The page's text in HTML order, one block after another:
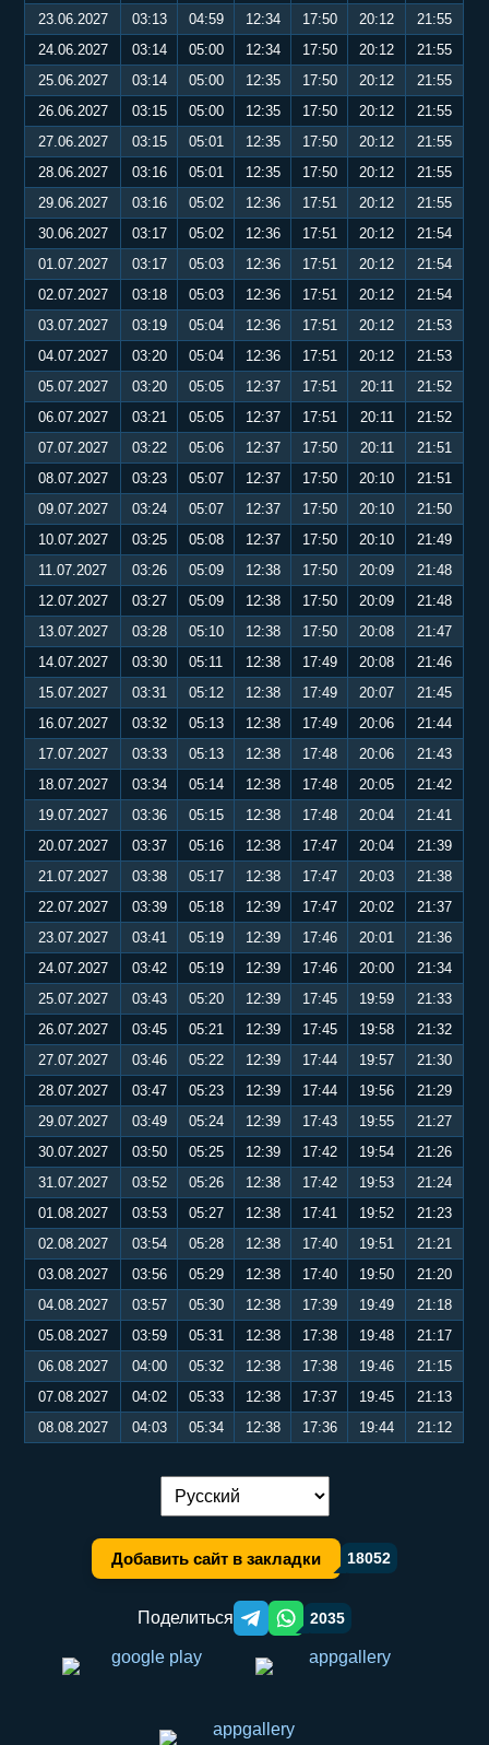
23.06.2027
03:13 04:59 12:34 17:50 20:12
21:55
24.06.2027
03:14 05:00 12:34 17:50 20:12
21:55
25.06.2027
03:14 05:00 12:35 17:50 20:12
21:55
26.06.2027
03:15 05:00 12:35 17:50 20:12
21:55
27.06.2027
03:15 05:01 12:35 17:50 20:12
21:55
28.06.2027
03:16 05:01 12:35 17:50 20:12
21:55
29.06.2027
03:16 05:02 12:36 17:51 20:12
21:55
30.06.2027
03:17 05:02 12:36 17:51 20:12
21:54
01.07.2027
03:17 05:03 12:36 17:51 20:12
21:54
02.07.2027
03:18 05:03 12:36 17:51 20:12
21:54
03.07.2027
03:19 05:04 12:36 17:51 20:12
21:53
04.07.2027
03:20 05:04 12:36 17:51 20:12
21:53
05.07.2027
03:20 05:05 12:37 17:51 20:11
21:52
06.07.2027
03:21 05:05 12:37 17:51 20:11
21:52
07.07.2027
03:22 05:06 12:37 17:50 20:11
21:51
08.07.2027
03:23 05:07 12:37 17:50 20:10
21:51
09.07.2027
03:24 05:07 12:37 17:50 20:10
21:50
10.07.2027
03:25 05:08 12:37 17:50 20:10
21:49
11.07.2027
03:26 05:09 12:38 17:50 20:09
21:48
12.07.2027
03:27 05:09 12:38 17:50 20:09
21:48
13.07.2027
03:28 05:10 12:38 17:50 20:08
21:47
14.07.2027
03:30 05:11 12:38 17:49 20:08
21:46
15.07.2027
03:31 05:12 12:38 17:49 20:07
21:45
16.07.2027
03:32 05:13 12:38 17:49 20:06
21:44
17.07.2027
03:33 05:13 12:38 17:48 20:06
21:43
18.07.2027
03:34 05:14 12:38 17:48 20:05
21:42
19.07.2027
03:36 05:15 12:38 17:48 20:04
21:41
20.07.2027
03:37 05:16 12:38 17:47 20:04
21:39
21.07.2027
03:38 05:17 12:38 17:47 20:03
21:38
22.07.2027
03:39 05:18 12:39 17:47 20:02
21:37
23.07.2027
03:41 05:19 12:39 17:46 20:01
21:36
24.07.2027
03:42 05:19 12:39 17:46 20:00
21:34
25.07.2027
03:43 05:20 12:39 17:45 19:59
21:33
26.07.2027
03:45 05:21 12:39 17:45 19:58
21:32
27.07.2027
03:46 05:22 12:39 17:44 19:57
21:30
28.07.2027
03:47 05:23 12:39 17:44 19:56
21:29
29.07.2027
03:49 05:24 12:39 17:43 19:55
21:27
30.07.2027
03:50 05:25 12:39 17:42 19:54
21:26
31.07.2027
03:52 05:26 12:38 17:42 19:53
21:24
01.08.2027
03:53 05:27 12:38 17:41 19:52
21:23
02.08.2027
03:54 05:28 12:38 17:40 19:51
21:21
03.08.2027
03:56 05:29 12:38 17:40 19:50
21:20
04.08.2027
03:57 05:30 12:38 17:39 19:49
21:18
05.08.2027
03:59 05:31 12:38 17:38 19:48
21:17
06.08.2027
04:00 05:32 12:38 17:38 19:46
21:15
07.08.2027
04:02 05:33 12:38 17:37 19:45
21:13
08.08.2027
04:03 05:34 12:38 17:36 19:44 21:12
Переключение языка:
Добавить сайт в закладки 18052
Поделиться Telegram orqali ulashish
WhatsApp orqali ulashish
2035